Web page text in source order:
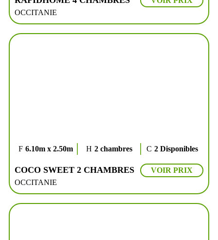
OCCITANIE
6.10m x 2.50m 2 chambres 2 Disponibles
COCO SWEET 2 CHAMBRES
OCCITANIE
VOIR PRIX